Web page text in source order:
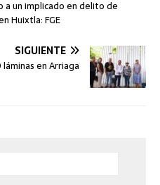
a un implicado en delito de
Huixtla: FGE
SIGUIENTE
en Arriaga